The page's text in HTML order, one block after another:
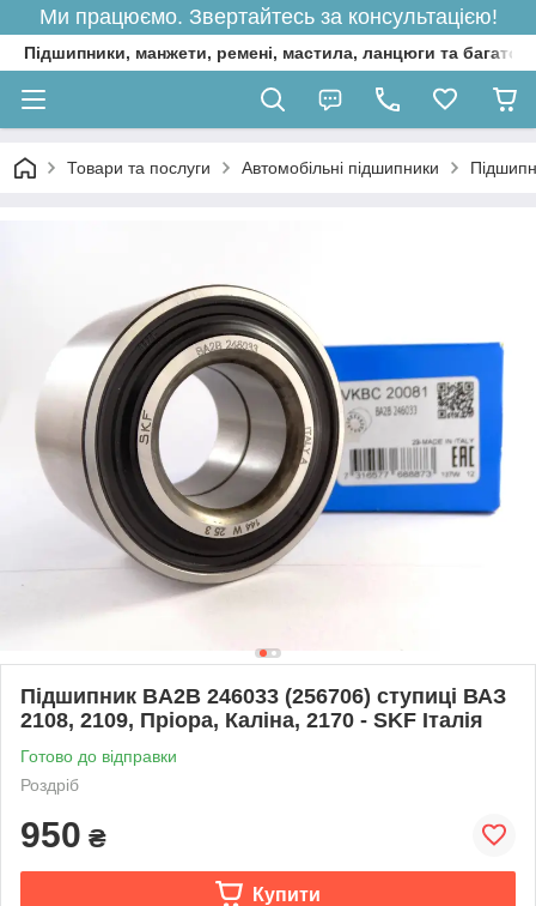
Ми працюємо. Звертайтесь за консультацією!
Підшипники, манжети, ремені, мастила, ланцюги та багато
Товари та послуги Автомобільні підшипники
Підшипник BA2B 246033 (256706) ступиці ВАЗ
2108, 2109, Пріора, Каліна, 2170 - SKF Італія
Готово до відправки
Роздріб
950 ₴
Купити